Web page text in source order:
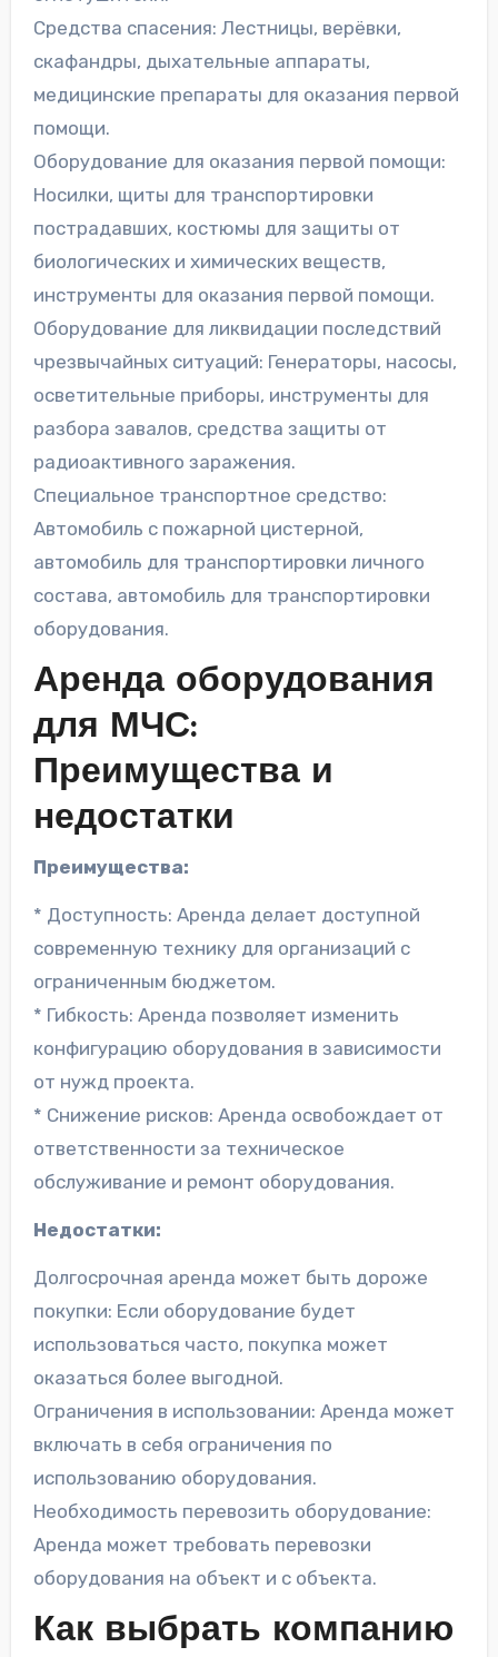
Средства спасения: Лестницы, верёвки,
скафандры, дыхательные аппараты,
медицинские препараты для оказания первой
помощи.
Оборудование для оказания первой помощи:
Носилки, щиты для транспортировки
пострадавших, костюмы для защиты от
биологических и химических веществ,
инструменты для оказания первой помощи.
Оборудование для ликвидации последствий
чрезвычайных ситуаций: Генераторы, насосы,
осветительные приборы, инструменты для
разбора завалов, средства защиты от
радиоактивного заражения.
Специальное транспортное средство:
Автомобиль с пожарной цистерной,
автомобиль для транспортировки личного
состава, автомобиль для транспортировки
оборудования.
Аренда оборудования
для МЧС:
Преимущества и
недостатки
Преимущества:
* Доступность: Аренда делает доступной
современную технику для организаций с
ограниченным бюджетом.
* Гибкость: Аренда позволяет изменить
конфигурацию оборудования в зависимости
от нужд проекта.
* Снижение рисков: Аренда освобождает от
ответственности за техническое
обслуживание и ремонт оборудования.
Недостатки:
Долгосрочная аренда может быть дороже
покупки: Если оборудование будет
использоваться часто, покупка может
оказаться более выгодной.
Ограничения в использовании: Аренда может
включать в себя ограничения по
использованию оборудования.
Необходимость перевозить оборудование:
Аренда может требовать перевозки
оборудования на объект и с объекта.
Как выбрать компанию